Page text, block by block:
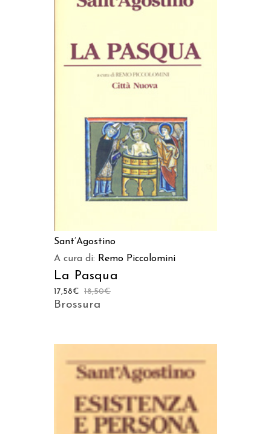
Sant’Agostino
A cura di: Remo Piccolomini
La Pasqua
18,50€
17,58€
Brossura